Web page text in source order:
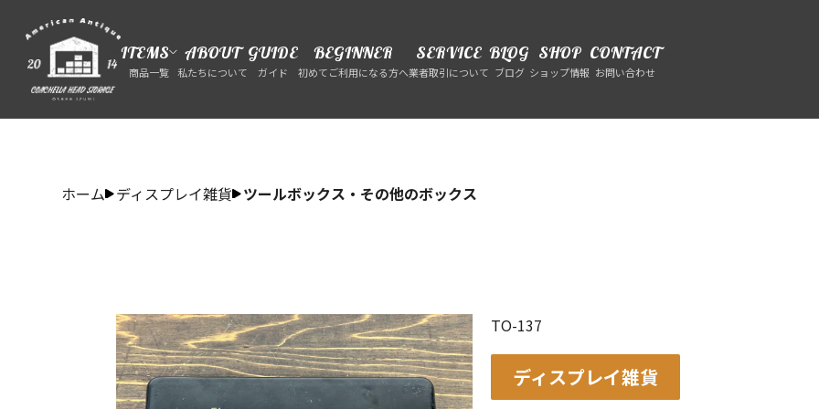
ITEMS
商品一覧
ABOUT
私たちについて
GUIDE
ガイド
BEGINNER
初めてご利用になる方へ
SERVICE
業者取引について
BLOG
ブログ
SHOP
ショップ情報
CONTACT
お問い合わせ
ホーム ディスプレイ雑貨 ツールボックス・その他のボックス
TO-137
ディスプレイ雑貨